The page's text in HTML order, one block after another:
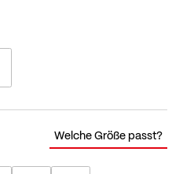
Welche Größe passt?